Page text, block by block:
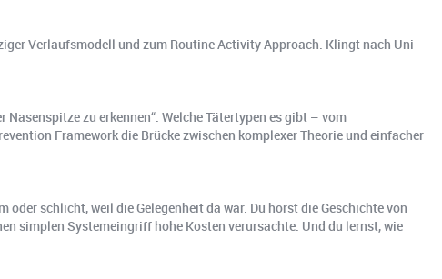
Verlaufsmodell und zum Routine Activity Approach. Klingt nach Uni-
zu erkennen“. Welche Tätertypen es gibt – vom
Framework die Brücke zwischen komplexer Theorie und einfacher
schlicht, weil die Gelegenheit da war. Du hörst die Geschichte von
simplen Systemeingriff hohe Kosten verursachte. Und du lernst, wie